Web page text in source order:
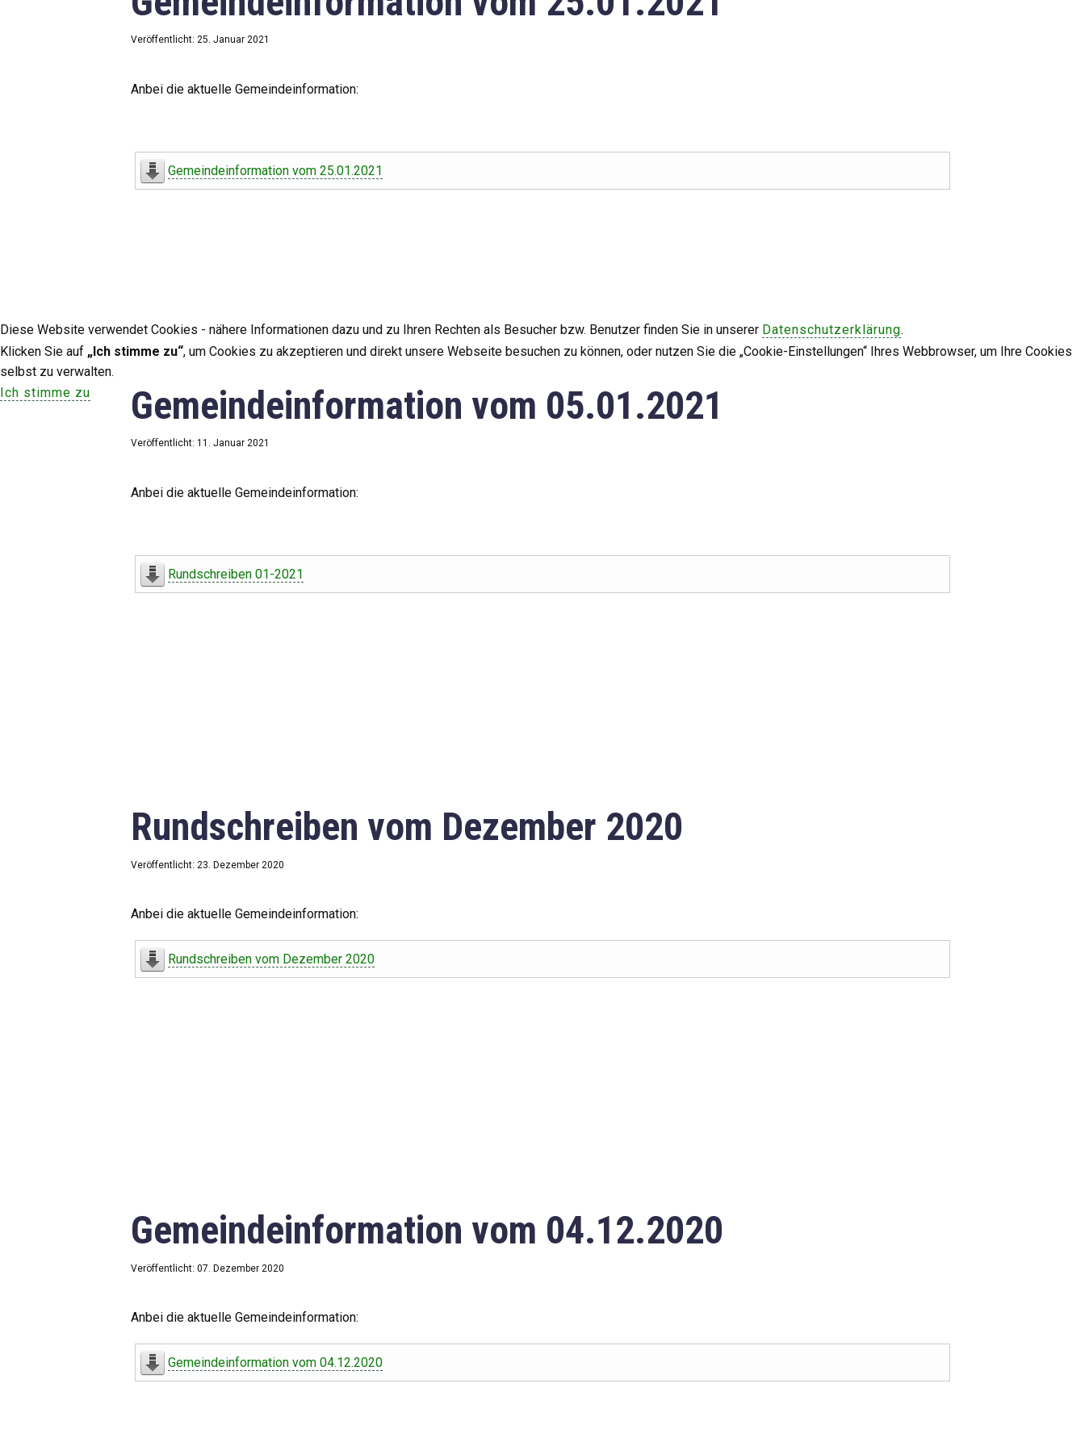
Veröffentlicht: 25. Januar 2021
Anbei die aktuelle Gemeindeinformation:
Gemeindeinformation vom 25.01.2021
Gemeindeinformation vom 05.01.2021
Veröffentlicht: 11. Januar 2021
Anbei die aktuelle Gemeindeinformation:
Rundschreiben 01-2021
Rundschreiben vom Dezember 2020
Veröffentlicht: 23. Dezember 2020
Anbei die aktuelle Gemeindeinformation:
Rundschreiben vom Dezember 2020
Gemeindeinformation vom 04.12.2020
Veröffentlicht: 07. Dezember 2020
Anbei die aktuelle Gemeindeinformation:
Gemeindeinformation vom 04.12.2020
Diese Website verwendet Cookies - nähere Informationen dazu und zu Ihren Rechten als Besucher bzw. Benutzer finden Sie in unserer Datenschutzerklärung.
Klicken Sie auf „Ich stimme zu“, um Cookies zu akzeptieren und direkt unsere Webseite besuchen zu können, oder nutzen Sie die „Cookie-Einstellungen“ Ihres Webbrowser, um Ihre Cookies
selbst zu verwalten.
Ich stimme zu